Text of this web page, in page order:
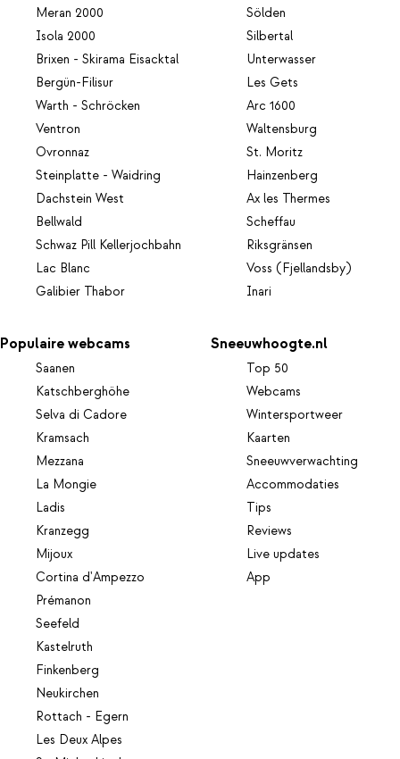
Meran 2000
Isola 2000
Brixen - Skirama Eisacktal
Bergün-Filisur
Warth - Schröcken
Ventron
Ovronnaz
Steinplatte - Waidring
Dachstein West
Bellwald
Schwaz Pill Kellerjochbahn
Lac Blanc
Galibier Thabor
Sölden
Silbertal
Unterwasser
Les Gets
Arc 1600
Waltensburg
St. Moritz
Hainzenberg
Ax les Thermes
Scheffau
Riksgränsen
Voss (Fjellandsby)
Inari
Populaire webcams
Saanen
Katschberghöhe
Selva di Cadore
Kramsach
Mezzana
La Mongie
Ladis
Kranzegg
Mijoux
Cortina d'Ampezzo
Prémanon
Seefeld
Kastelruth
Finkenberg
Neukirchen
Rottach - Egern
Les Deux Alpes
Sneeuwhoogte.nl
Top 50
Webcams
Wintersportweer
Kaarten
Sneeuwverwachting
Accommodaties
Tips
Reviews
Live updates
App